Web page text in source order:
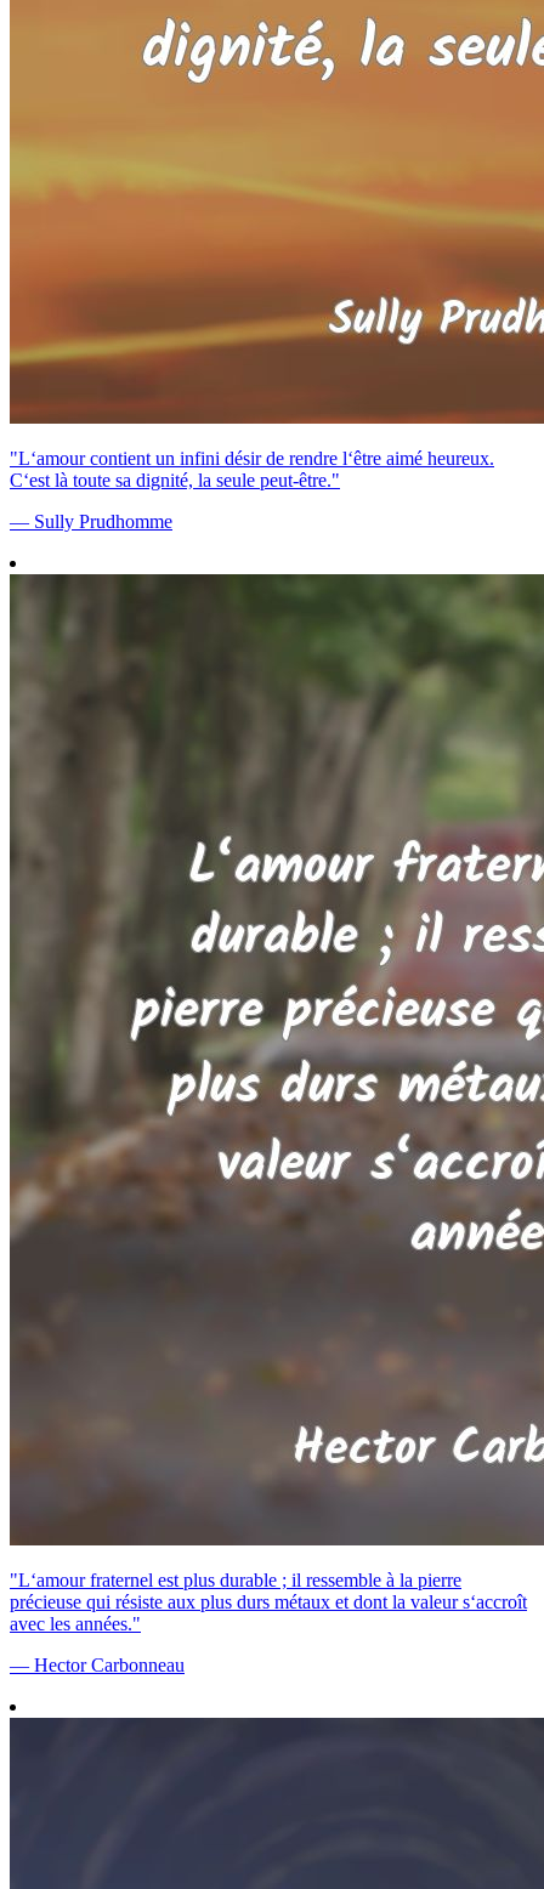
"L‘amour contient un infini désir de rendre l‘être aimé heureux.
C‘est là toute sa dignité, la seule peut-être."
— Sully Prudhomme
"L‘amour fraternel est plus durable ; il ressemble à la pierre
précieuse qui résiste aux plus durs métaux et dont la valeur s‘accroît
avec les années."
— Hector Carbonneau